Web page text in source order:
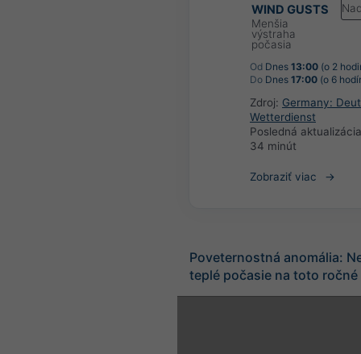
WIND GUSTS
Menšia
výstraha
počasia
Od Dnes 13:00 (o 2
Do Dnes 17:00 (o 6
Zdroj: Germany:
Wetterdienst
Posledná
34 minút
Zobraziť viac
Poveternostná anomália:
teplé počasie na toto